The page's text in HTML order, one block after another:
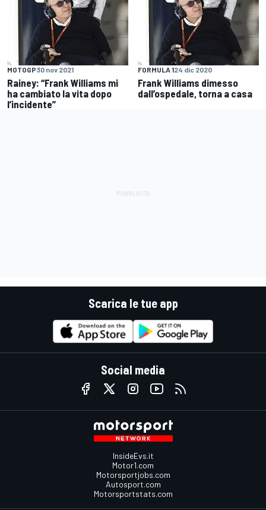
MOTOGP30 nov 2021
Rainey: “Frank Williams mi
ha cambiato la vita dopo
l’incidente”
FORMULA 124 dic 2020
Frank Williams dimesso
dall’ospedale, torna a casa
Scarica le tue app
Social media
InsideEvs.it
Motor1.com
Motorsportjobs.com
Autosport.com
Motorsportstats.com